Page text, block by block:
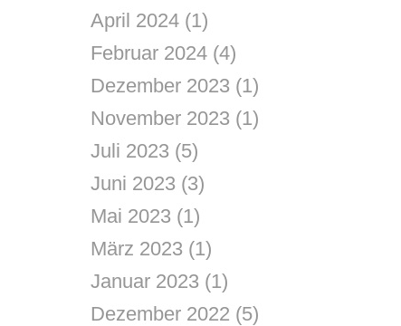
April 2024 (1)
Februar 2024 (4)
Dezember 2023 (1)
November 2023 (1)
Juli 2023 (5)
Juni 2023 (3)
Mai 2023 (1)
März 2023 (1)
Januar 2023 (1)
Dezember 2022 (5)